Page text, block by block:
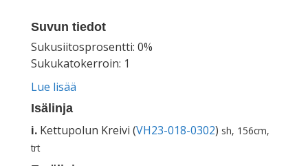
Suvun tiedot
Sukusiitosprosentti: 0%
Sukukatokerroin: 1
Lue lisää
Isälinja
i. Kettupolun Kreivi (VH23-018-0302) sh, 156cm,
trt